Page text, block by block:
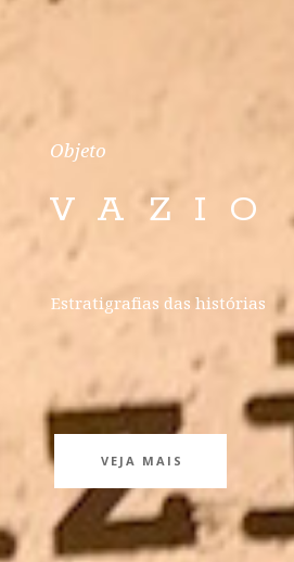
Objeto
VAZIO
Estratigrafias das histórias
VEJA MAIS